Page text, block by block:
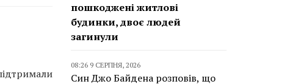
пошкоджені житлові
будинки, двоє людей
загинули
08:26 9 СЕРПНЯ, 2026
Син Джо Байдена розповів, що